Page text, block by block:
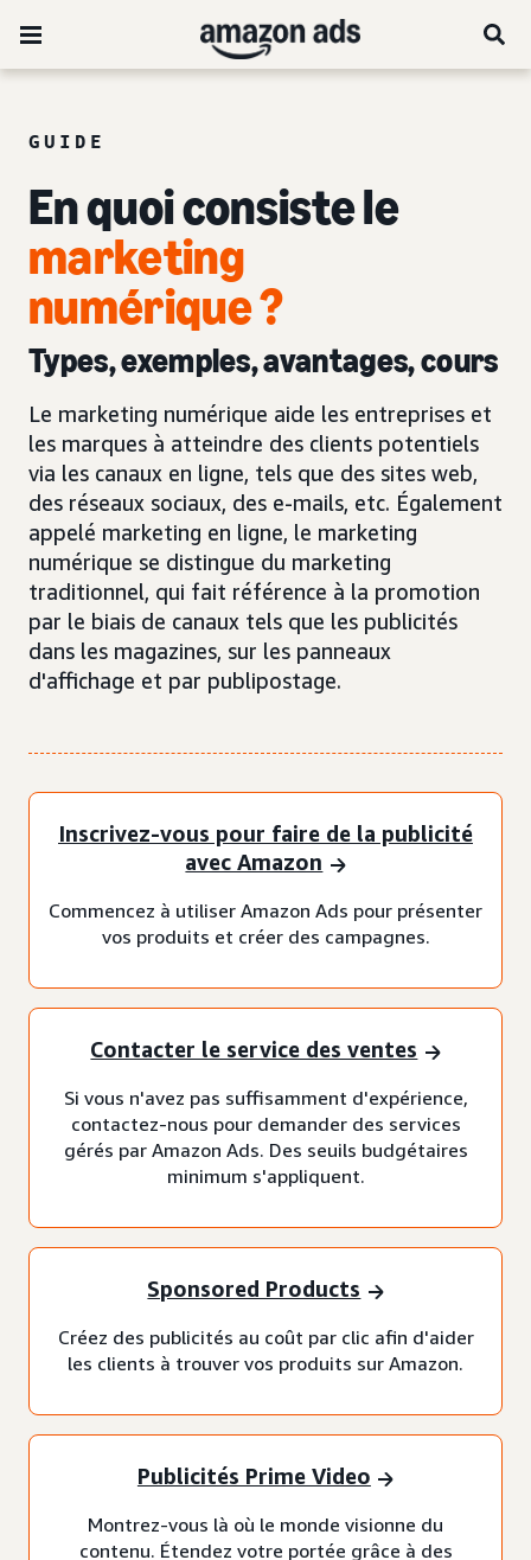
GUIDE
En quoi consiste le
marketing
numérique ?
Types, exemples, avantages, cours
Le marketing numérique aide les entreprises et
les marques à atteindre des clients potentiels
via les canaux en ligne, tels que des sites web,
des réseaux sociaux, des e-mails, etc. Également
appelé marketing en ligne, le marketing
numérique se distingue du marketing
traditionnel, qui fait référence à la promotion
par le biais de canaux tels que les publicités
dans les magazines, sur les panneaux
d'affichage et par publipostage.
Inscrivez-vous pour faire de la publicité
avec Amazon
Commencez à utiliser Amazon Ads pour présenter
vos produits et créer des campagnes.
Contacter le service des ventes
Si vous n'avez pas suffisamment d'expérience,
contactez-nous pour demander des services
gérés par Amazon Ads. Des seuils budgétaires
minimum s'appliquent.
Sponsored Products
Créez des publicités au coût par clic afin d'aider
les clients à trouver vos produits sur Amazon.
Publicités Prime Video
Montrez-vous là où le monde visionne du
contenu. Étendez votre portée grâce à des